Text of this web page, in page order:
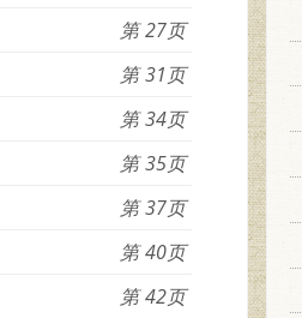
27
31
34
35
37
40
42